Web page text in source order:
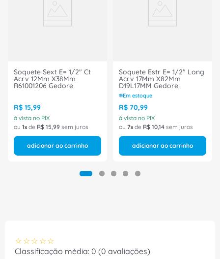
original do soquete sextavado. " Não utilize em
parafusadeiras. " Não exponha / armazene o
soquete sextavado em ambientes ácidos, úmidos
Soquete Sext E= 1/2" Ct
Acrv 12Mm X38Mm
R61001206 Gedore
R$ 15,99
à vista no PIX
ou 1 de R$ 15,99 sem juros
adicionar ao carrinho
Soquete Estr E= 1/2" Long
Acrv 17Mm X82Mm
D19L17MM Gedore
Em estoque
R$ 70,99
à vista no PIX
ou 7 de R$ 10,14 sem juros
adicionar ao carrinho
☆ ☆ ☆ ☆ ☆
Classificação média: 0 (0 avaliações)